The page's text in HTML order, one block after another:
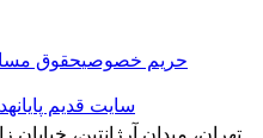
حریم خصوصیحقوق
سایت قدیم پایانه